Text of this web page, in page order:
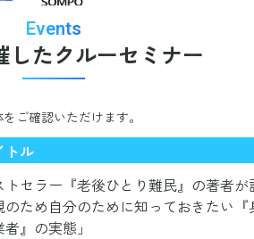
Events
したクルーセミナー
ご確認いただけます。
トル
トセラー『老後ひとり難民』の著者が
のため自分のために知っておきたい
』の実態」